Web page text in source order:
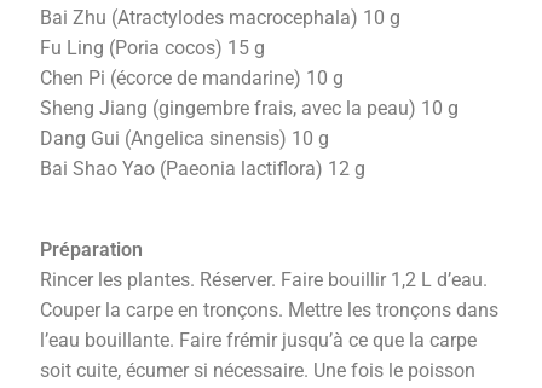
Bai Zhu (Atractylodes macrocephala) 10 g
Fu Ling (Poria cocos) 15 g
Chen Pi (écorce de mandarine) 10 g
Sheng Jiang (gingembre frais, avec la peau) 10 g
Dang Gui (Angelica sinensis) 10 g
Bai Shao Yao (Paeonia lactiflora) 12 g
Préparation
Rincer les plantes. Réserver. Faire bouillir 1,2 L d’eau.
Couper la carpe en tronçons. Mettre les tronçons dans
l’eau bouillante. Faire frémir jusqu’à ce que la carpe
soit cuite, écumer si nécessaire. Une fois le poisson